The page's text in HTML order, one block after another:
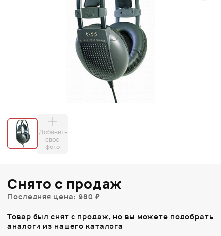
Добавить
свое
фото
Снято с продаж
Последняя цена: 980 ₽
Товар был снят с продаж, но вы можете подобрать
аналоги из нашего каталога